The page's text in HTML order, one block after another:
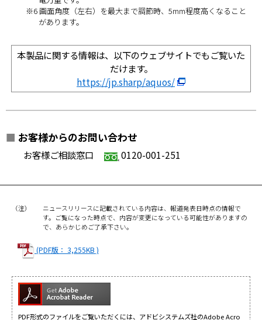
※6 画面角度（左右）を最大まで調節時、5mm程度高くなること
があります。
本製品に関する情報は、以下のウェブサイトでもご覧いた
だけます。
https://jp.sharp/aquos/
■ お客様からのお問い合わせ
お客様ご相談窓口 0120-001-251
（注）
ニュースリリースに記載されている内容は、報道発表日時点の情報で
す。ご覧になった時点で、内容が変更になっている可能性がありますの
で、あらかじめご了承下さい。
(PDF版： 3,255KB )
PDF形式のファイルをご覧いただくには、アドビシステムズ社のAdobe Acro